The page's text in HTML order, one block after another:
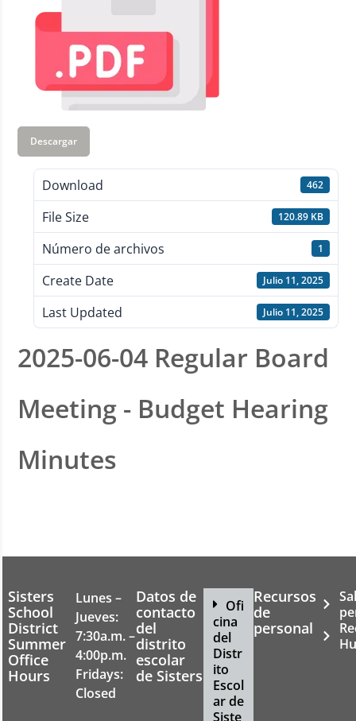
Descargar
Download 462
File Size 120.89 KB
Número de archivos 1
Create Date Julio 11, 2025
Last Updated Julio 11, 2025
2025-06-04 Regular Board
Meeting - Budget Hearing
Minutes
Sisters
School
District
Summer
Office
Hours
Lunes –
Jueves:
7:30a.m. –
4:00p.m.
Fridays:
Closed
Datos de
contacto
del
distrito
escolar
de Sisters
Ofi
cina
del
Distr
ito
Escol
ar de
Siste
Recursos
de
personal